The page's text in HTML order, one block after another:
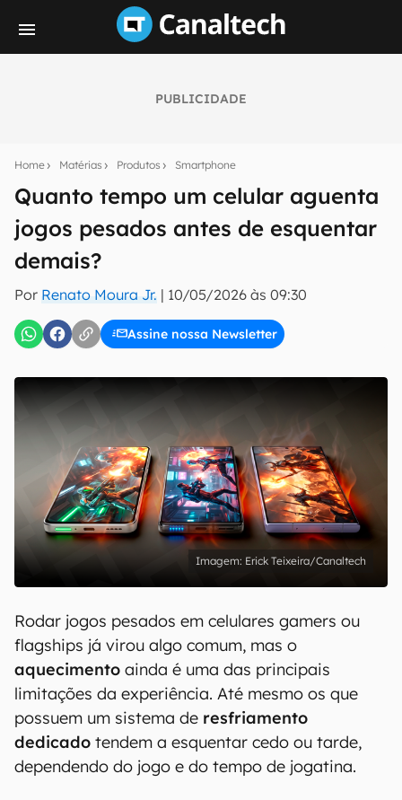
PUBLICIDADE
Home Matérias Produtos Smartphone
Quanto tempo um celular aguenta
jogos pesados antes de esquentar
demais?
Por Renato Moura Jr. | 10/05/2026 às 09:30
Assine nossa Newsletter
notícias e reviews sobre tecnologia em primeira
E-mail
inscreva-se
Uso e Política de Privacidade do Canaltech.
Erick Teixeira/Canaltech
Rodar jogos pesados em celulares gamers ou
flagships já virou algo comum, mas o
aquecimento ainda é uma das principais
limitações da experiência. Até mesmo os que
possuem um sistema de resfriamento
dedicado tendem a esquentar cedo ou tarde,
dependendo do jogo e do tempo de jogatina.